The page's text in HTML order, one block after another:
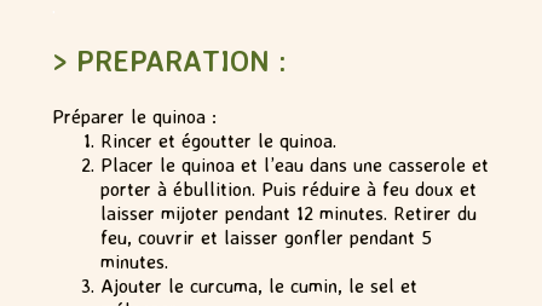
> PREPARATION :
Préparer le quinoa :
Rincer et égoutter le quinoa.
Placer le quinoa et l’eau dans une casserole et
porter à ébullition. Puis réduire à feu doux et
laisser mijoter pendant 12 minutes. Retirer du
feu, couvrir et laisser gonfler pendant 5
minutes.
Ajouter le curcuma, le cumin, le sel et